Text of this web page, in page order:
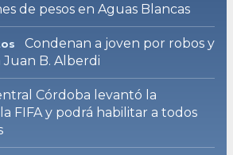
de pesos en Aguas Blancas
Condenan a joven por robos y
Juan B. Alberdi
Córdoba levantó la
FIFA y podrá habilitar a todos